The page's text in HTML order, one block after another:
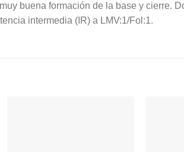
buena formación de la base y cierre.
intermedia (IR) a LMV:1/Fol:1.